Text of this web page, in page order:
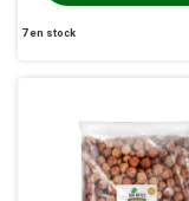
7en stock